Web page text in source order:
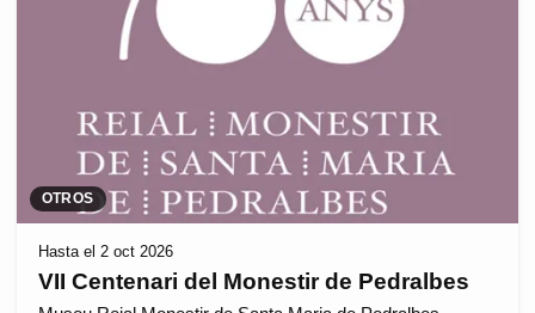
OTROS
Hasta el 2 oct 2026
VII Centenari del Monestir de Pedralbes